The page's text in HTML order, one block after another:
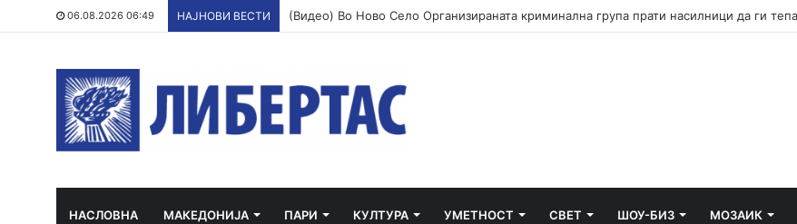
06.08.2026 06:49 НАЈНОВИ ВЕСТИ
НАСЛОВНА МАКЕДОНИЈА ПАРИ КУЛТУРА УМЕТНОСТ СВЕТ ШОУ-БИЗ МОЗАИК